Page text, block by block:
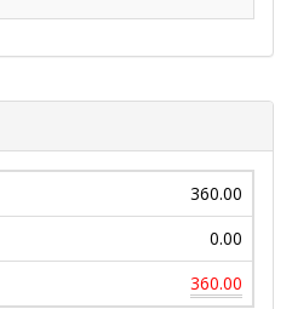
360.00
0.00
360.00